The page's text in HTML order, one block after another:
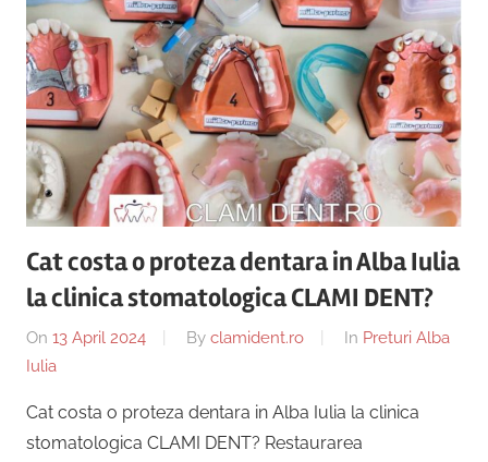
Cat costa o proteza dentara in Alba Iulia
la clinica stomatologica CLAMI DENT?
On 13 April 2024 By clamident.ro In Preturi Alba
Iulia
Cat costa o proteza dentara in Alba Iulia la clinica
stomatologica CLAMI DENT? Restaurarea